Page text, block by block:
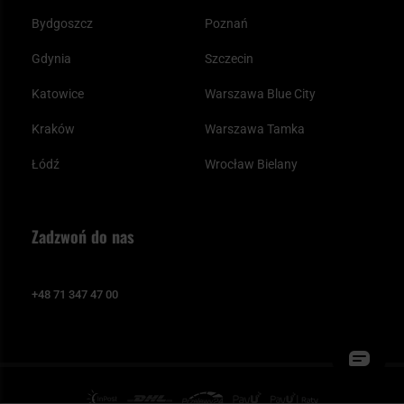
Bydgoszcz
Gdynia
Katowice
Kraków
Łódź
Poznań
Szczecin
Warszawa Blue City
Warszawa Tamka
Wrocław Bielany
Zadzwoń do nas
+48 71 347 47 00